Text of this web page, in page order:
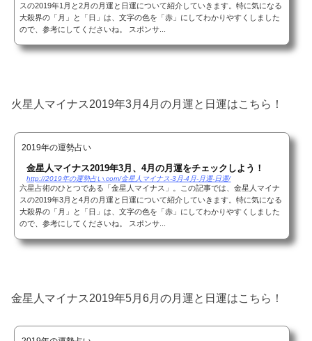
スの2019年1月と2月の月運と日運について紹介していきます。特に気になる
大殺界の「月」と「日」は、文字の色を「赤」にしてわかりやすくしました
ので、参考にしてくださいね。 スポンサ...
火星人マイナス2019年3月4月の月運と日運はこちら！
2019年の運勢占い
金星人マイナス2019年3月、4月の月運をチェックしよう！
http://2019年の運勢占い.com/金星人マイナス-3月-4月-月運-日運/
六星占術のひとつである「金星人マイナス」。この記事では、金星人マイナ
スの2019年3月と4月の月運と日運について紹介していきます。特に気になる
大殺界の「月」と「日」は、文字の色を「赤」にしてわかりやすくしました
ので、参考にしてくださいね。 スポンサ...
金星人マイナス2019年5月6月の月運と日運はこちら！